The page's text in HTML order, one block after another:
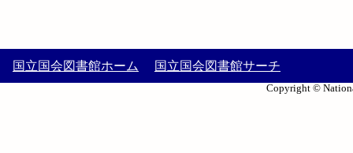
国立国会図書館ホーム 国立国会図書館サーチ
Copyright ©